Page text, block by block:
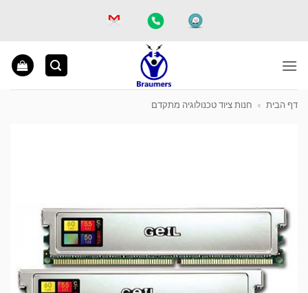
דף הבית » חנות ציוד טכנולוגיה מתקדם